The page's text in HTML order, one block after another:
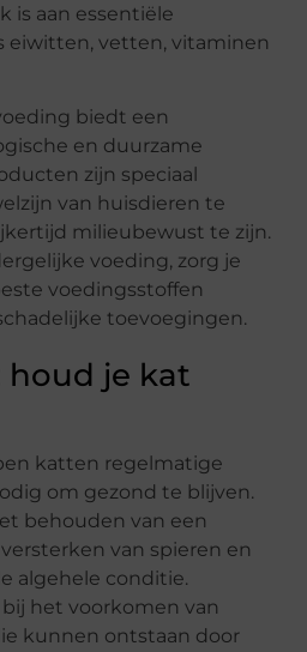
is aan essentiële
eiwitten, vetten, vitaminen
biedt een
en duurzame
zijn speciaal
van huisdieren te
milieubewust te zijn.
voeding, zorg je
voedingsstoffen
toevoegingen.
houd je kat
katten regelmatige
om gezond te blijven.
behouden van een
van spieren en
algehele conditie.
het voorkomen van
kunnen ontstaan door